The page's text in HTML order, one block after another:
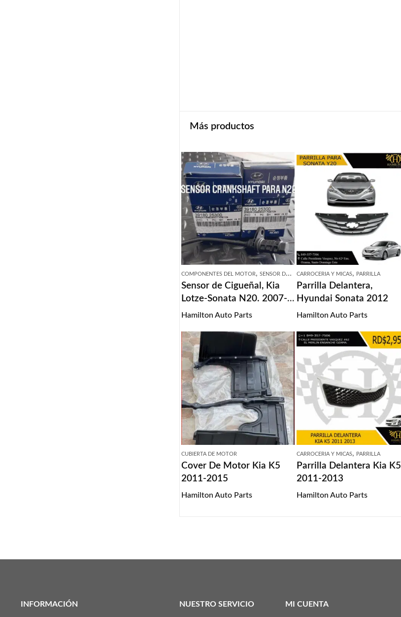
Más productos
COMPONENTES DEL MOTOR,SENSOR DE CIGUEÑAL
Sensor de Cigueñal, Kia
Lotze-Sonata N20. 2007-
2010
Hamilton Auto Parts
CARROCERIA Y MICAS, PARRILLA
Parrilla Delantera,
Hyundai Sonata 2012
Hamilton Auto Parts
CUBIERTA DE MOTOR
Cover De Motor Kia K5
2011-2015
Hamilton Auto Parts
CARROCERIA Y MICAS, PARRILLA
Parrilla Delantera Kia K5
2011-2013
Hamilton Auto Parts
INFORMACIÓN NUESTRO SERVICIO MI CUENTA